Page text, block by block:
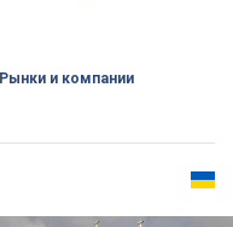
Рынки и компании